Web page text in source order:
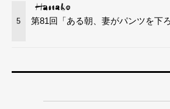
5 第81回「ある朝、妻がパンツを下